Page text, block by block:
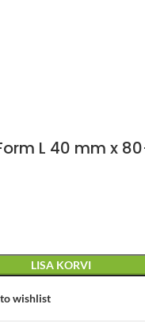
L 40 mm x
LISA KORVI
wishlist